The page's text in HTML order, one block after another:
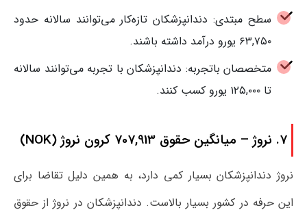
سطح مبتدی: دندانپزشکان تازه‌کار می‌توانند سالانه حدود
۶۳,۷۵۰ یورو درآمد داشته باشند.
متخصصان باتجربه: دندانپزشکان با تجربه می‌توانند سالانه
تا ۱۲۵,۰۰۰ یورو کسب کنند.
7. نروژ – میانگین حقوق 707,913 کرون نروژ (NOK)
نروژ دندانپزشکان بسیار کمی دارد، به همین دلیل تقاضا برای
این حرفه در کشور بسیار بالاست. دندانپزشکان در نروژ از حقوق